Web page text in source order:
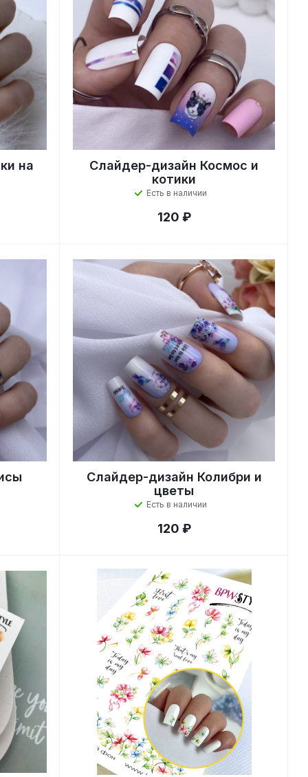
на
Слайдер-дизайн Космос и
котики
Есть в наличии
120 ₽
Слайдер-дизайн Колибри и
цветы
Есть в наличии
120 ₽